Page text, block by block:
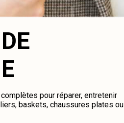
pour réparer, entretenir
baskets, chaussures plates ou